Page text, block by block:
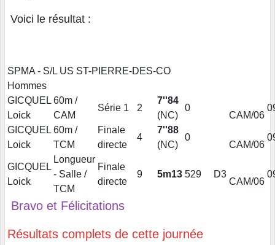
Voici le résultat :
SPMA - S/L US ST-PIERRE-DES-CO
Hommes
GICQUEL
Loick
60m /
CAM
Série 1 2
7''84
(NC)
0
CAM/06
GICQUEL
Loick
60m /
TCM
Finale
directe
4
7''88
(NC)
0
CAM/06
GICQUEL
Loick
Longueur
- Salle /
TCM
Finale
directe
9 5m13 529 D3
CAM/06
Bravo et Félicitations
Résultats complets de cette journée